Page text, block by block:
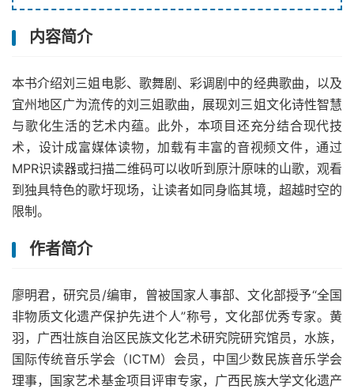
内容简介
本书介绍刘三姐电影、歌舞剧、彩调剧中的经典歌曲，以及
宜州地区广为流传的刘三姐歌曲，展现刘三姐文化诗性智慧
与歌化生活的艺术内蕴。此外，本项目还充分结合现代技
术，设计成富媒体读物，加载有丰富的音视频文件，通过
MPR识读器或扫描二维码可以收听到原汁原味的山歌，观看
到独具特色的歌圩现场，让读者如同身临其境，超越时空的
限制。
作者简介
廖明君，研究员/编审，曾被国家人事部、文化部授予“全国
非物质文化遗产保护先进个人”称号，文化部优秀专家。黄
羽，广西壮族自治区民族文化艺术研究院研究馆员，水族，
国际传统音乐学会（ICTM）会员，中国少数民族音乐学会
理事，国家艺术基金项目评审专家，广西民族大学文化遗产